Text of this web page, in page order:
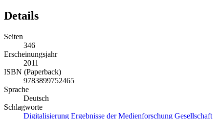
Details
Seiten
346
Erscheinungsjahr
2011
ISBN (Paperback)
9783899752465
Sprache
Deutsch
Schlagworte
Digitalisierung Ergebnisse der Medienforschung Gesellschaft